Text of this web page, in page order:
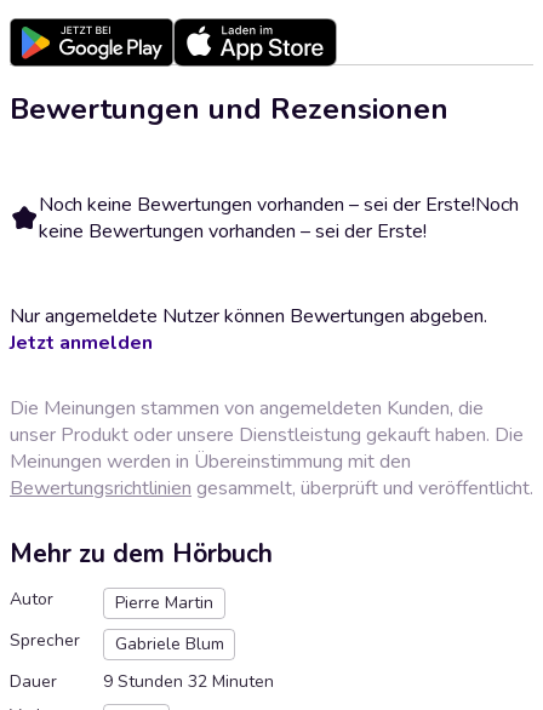
Bewertungen und Rezensionen
Noch keine Bewertungen vorhanden – sei der Erste!Noch
keine Bewertungen vorhanden – sei der Erste!
Nur angemeldete Nutzer können Bewertungen abgeben.
Jetzt anmelden
Die Meinungen stammen von angemeldeten Kunden, die
unser Produkt oder unsere Dienstleistung gekauft haben. Die
Meinungen werden in Übereinstimmung mit den
Bewertungsrichtlinien gesammelt, überprüft und veröffentlicht.
Mehr zu dem Hörbuch
Autor
Pierre Martin
Sprecher
Gabriele Blum
Dauer
9 Stunden 32 Minuten